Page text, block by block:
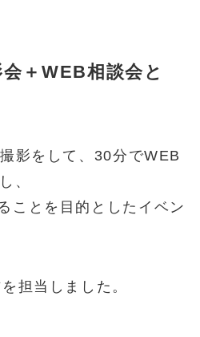
＋WEB相談会と
影をして、30分でWEB
、
ことを目的としたイベン
担当しました。